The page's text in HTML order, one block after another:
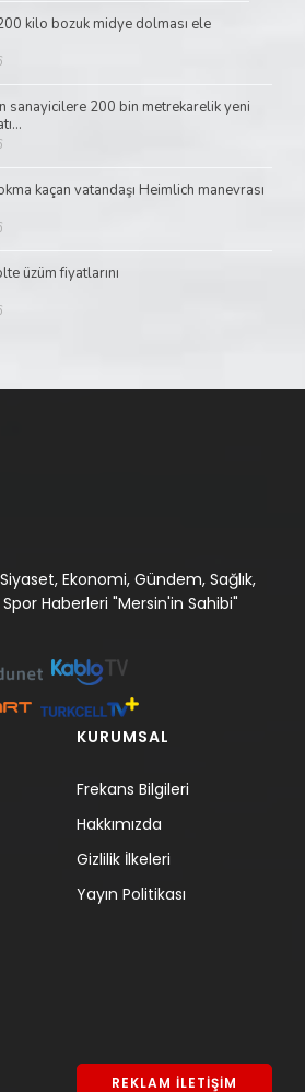
kilo bozuk midye dolması ele
sanayicilere 200 bin metrekarelik yeni
kaçan vatandaşı Heimlich manevrası
üzüm fiyatlarını
Ekonomi, Gündem, Sağlık,
Haberleri "Mersin'in Sahibi"
KURUMSAL
Frekans Bilgileri
Hakkımızda
Gizlilik İlkeleri
Yayın Politikası
REKLAM İLETİŞİM